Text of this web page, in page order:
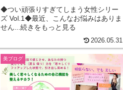
◆つい頑張りすぎてしまう女性シリー
ズ Vol.1◆最近、こんなお悩みはありま
せん...続きをもっと見る
2026.05.31
美ブログ